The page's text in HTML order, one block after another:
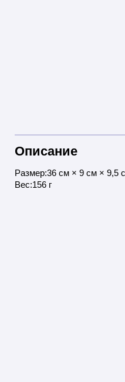
Описание
Размер:36 см × 9 см × 9,5
Вес:156 г